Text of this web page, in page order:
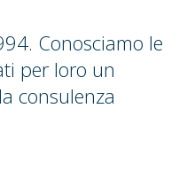
Conosciamo le
per loro un
consulenza